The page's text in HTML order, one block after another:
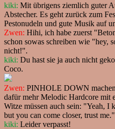
kiki: Mit übrigens ziemlich guter
Abstecher. Es geht zurück zum
Pestonudeln und gute Musik auf
Zwen: Hihi, ich habe zuerst
schon sowas schreiben wie "hey,
nicht!".
kiki: Du hast sie ja auch nicht
Coco.
Zwen: PINHOLE DOWN
dafür mehr Melodic Hardcore mit
Witze müssen auch sein: "Yeah, I
but you can come closer, trust me."
kiki: Leider verpasst!